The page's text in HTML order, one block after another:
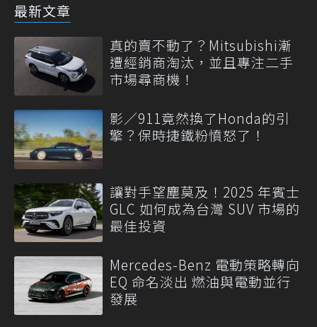
最新文章
真的賣不動了？Mitsubishi漸
遭經銷商淘汰，並且專注二手
市場尋商機！
影／911竟然換了Honda的引
擎？保時捷鐵粉憤怒了！
讓對手望塵莫及！2025 年賓士
GLC 如何成為台灣 SUV 市場的
最佳投資
Mercedes-Benz 電動策略轉向
EQ 命名淡出 燃油與電動並行
發展